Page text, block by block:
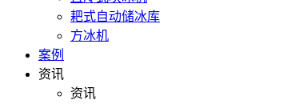
耙式自动储冰库
方冰机
案例
资讯
资讯